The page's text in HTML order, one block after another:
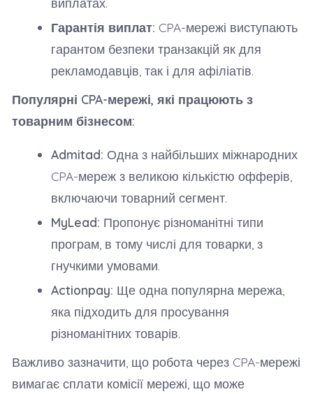
Гарантія виплат: CPA-мережі виступають
гарантом безпеки транзакцій як для
рекламодавців, так і для афіліатів.
Популярні CPA-мережі, які працюють з
товарним бізнесом:
Admitad: Одна з найбільших міжнародних
CPA-мереж з великою кількістю офферів,
включаючи товарний сегмент.
MyLead: Пропонує різноманітні типи
програм, в тому числі для товарки, з
гнучкими умовами.
Actionpay: Ще одна популярна мережа,
яка підходить для просування
різноманітних товарів.
Важливо зазначити, що робота через CPA-мережі
вимагає сплати комісії мережі, що може